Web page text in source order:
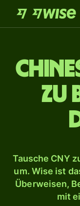
zu
Tausche CNY
um. Wise ist
Überweisen,
mit